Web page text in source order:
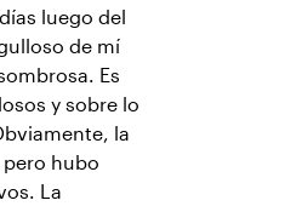
luego del
de mí
Es
y sobre lo
la
hubo
La